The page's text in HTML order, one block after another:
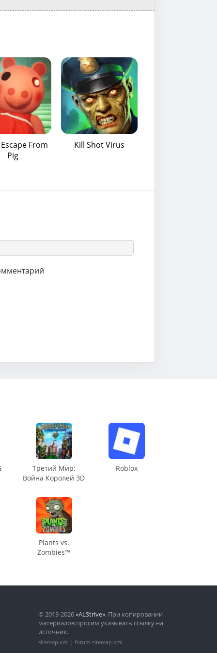
From
Pig
Kill Shot Virus
Третий Мир:
Война Королей 3D
Roblox
Plants vs.
Zombies™
© 2013-2026«ALStrive». При копировании
материалов просим указывать ссылку на
источник.
sitemap.xml forum-sitemap.xml